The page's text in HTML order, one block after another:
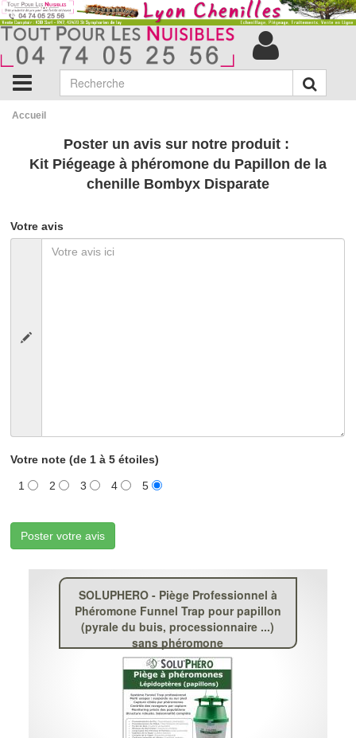
Accueil
Poster un avis sur notre produit :
Kit Piégeage à phéromone du Papillon de la
chenille Bombyx Disparate
Votre avis
Votre note (de 1 à 5 étoiles)
1 2 3 4 5
Poster votre avis
SOLUPHERO - Piège Professionnel à
Phéromone Funnel Trap pour papillon
(pyrale du buis, processionnaire ...)
sans phéromone